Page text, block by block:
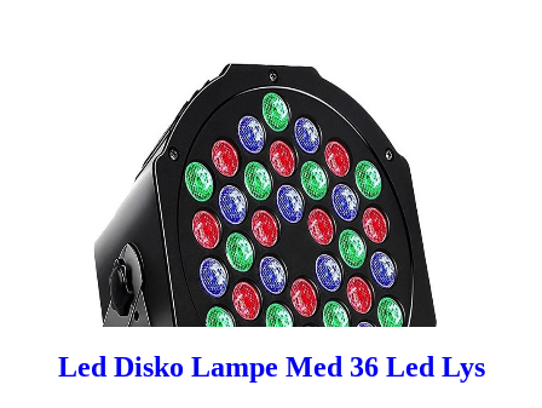
Led Disko Lampe Med 36 Led Lys